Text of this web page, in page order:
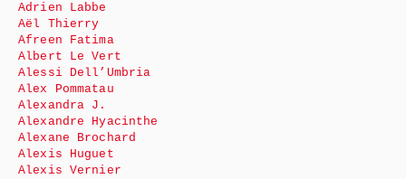
Adrien Labbe
Aël Thierry
Afreen Fatima
Albert Le Vert
Alessi Dell’Umbria
Alex Pommatau
Alexandra J.
Alexandre Hyacinthe
Alexane Brochard
Alexis Huguet
Alexis Vernier